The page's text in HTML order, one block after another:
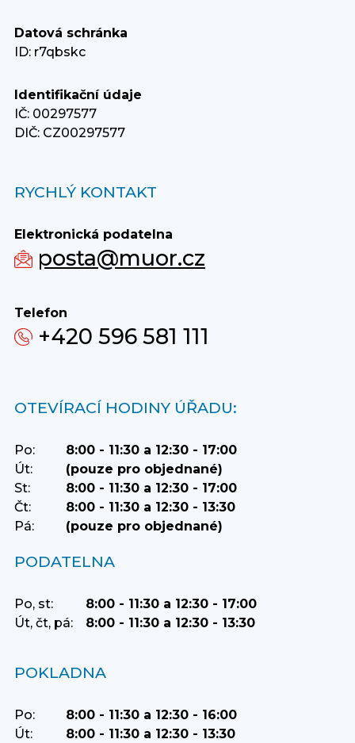
Datová schránka
ID: r7qbskc
Identifikační údaje
IČ: 00297577
DIČ: CZ00297577
RYCHLÝ KONTAKT
Elektronická podatelna
posta@muor.cz
Telefon
+420 596 581 111
OTEVÍRACÍ HODINY ÚŘADU:
Po:
8:00 - 11:30 a 12:30 - 17:00
Út:
(pouze pro objednané)
St:
8:00 - 11:30 a 12:30 - 17:00
Čt:
8:00 - 11:30 a 12:30 - 13:30
Pá:
(pouze pro objednané)
PODATELNA
Po, st:
8:00 - 11:30 a 12:30 - 17:00
Út, čt, pá:
8:00 - 11:30 a 12:30 - 13:30
POKLADNA
Po:
8:00 - 11:30 a 12:30 - 16:00
Út:
8:00 - 11:30 a 12:30 - 13:30